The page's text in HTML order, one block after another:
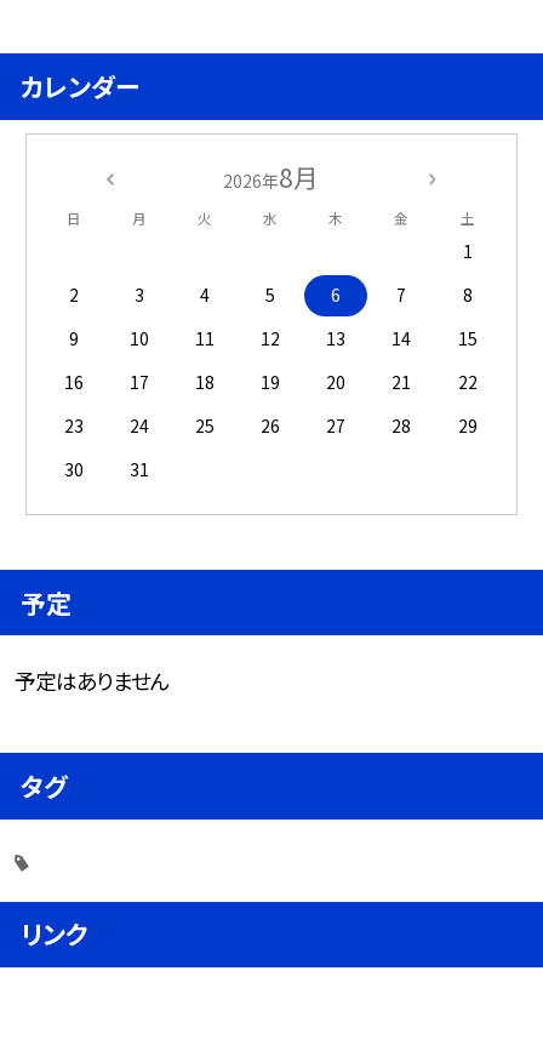
カレンダー
2026年8月
日 月 火 水 木 金 土
1
2
3 4 5 6 7
8
9
10 11 12 13 14
15
16
17 18 19 20 21
22
23
24 25 26 27 28
29
30
31
予定
予定はありません
タグ
リンク